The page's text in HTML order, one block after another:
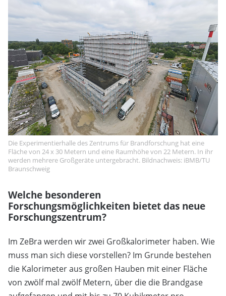
Die Experimentierhalle des Zentrums für Brandforschung hat eine
Fläche von 24 x 30 Metern und eine Raumhöhe von 22 Metern. In ihr
werden mehrere Großgeräte untergebracht. Bildnachweis: iBMB/TU
Braunschweig
Welche besonderen
Forschungsmöglichkeiten bietet das neue
Forschungszentrum?
Im ZeBra werden wir zwei Großkalorimeter haben. Wie
muss man sich diese vorstellen? Im Grunde bestehen
die Kalorimeter aus großen Hauben mit einer Fläche
von zwölf mal zwölf Metern, über die die Brandgase